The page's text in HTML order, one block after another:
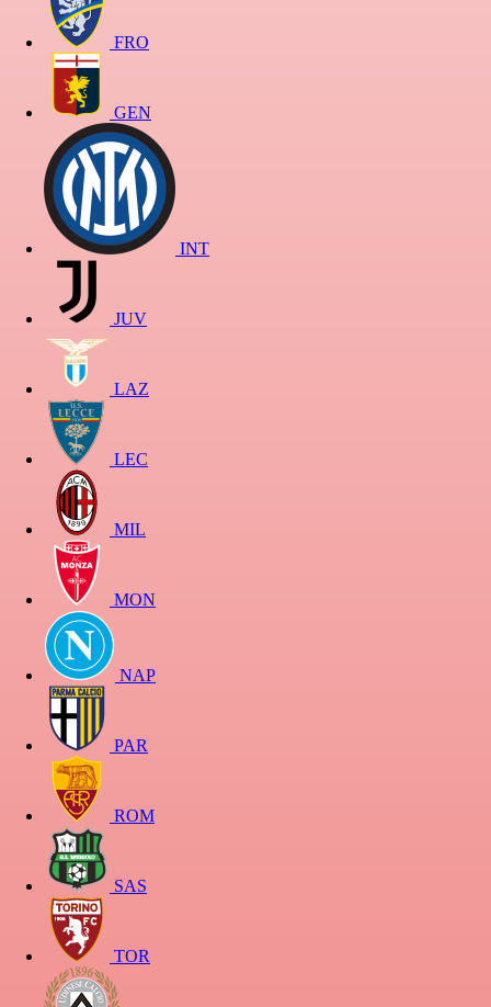
FRO
GEN
INT
JUV
LAZ
LEC
MIL
MON
NAP
PAR
ROM
SAS
TOR